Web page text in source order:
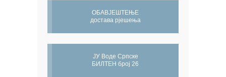
ОБАВЈЕШТЕЊЕ
достава рјешења
ЈУ Воде Српске
БИЛТЕН број 26